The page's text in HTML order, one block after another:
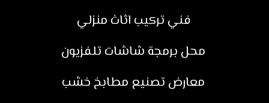
فني تركيب اثاث منزلي
محل برمجة شاشات تلفزيون
معارض تصنيع مطابخ خشب